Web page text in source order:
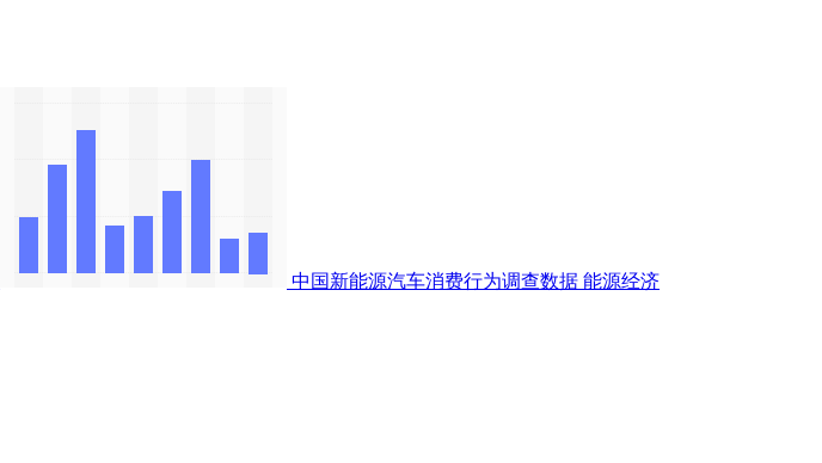
中国新能源汽车消费行为调查数据 能源经济